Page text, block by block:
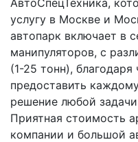
АвтоСпецТехника,
услугу в Москве и
автопарк включает в
манипуляторов, с
(1-25 тонн),
предоставить
решение любой
Приятная стоимость
компании и большой